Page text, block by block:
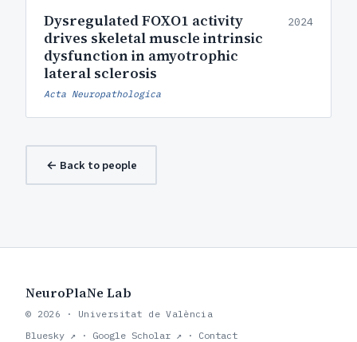
Dysregulated FOXO1 activity
drives skeletal muscle intrinsic
dysfunction in amyotrophic
lateral sclerosis
2024
Acta Neuropathologica
← Back to people
NeuroPlaNe Lab
© 2026 · Universitat de València
Bluesky ↗ · Google Scholar ↗ · Contact